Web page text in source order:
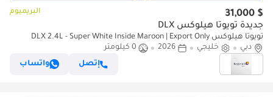
$ 31,000 البريميوم
جديدة تويوتا هيلوكس DLX
تويوتا هيلوكس DLX 2.4L - Super White Inside Maroon | Export Only
دبي
خليجي 2026
0 كيلومتر
إتصل
واتساب